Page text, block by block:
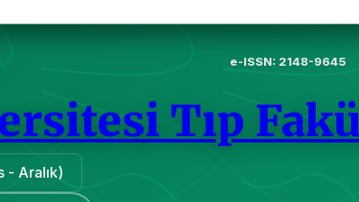
e-ISSN: 2148-9645
Tıp
- Aralık)